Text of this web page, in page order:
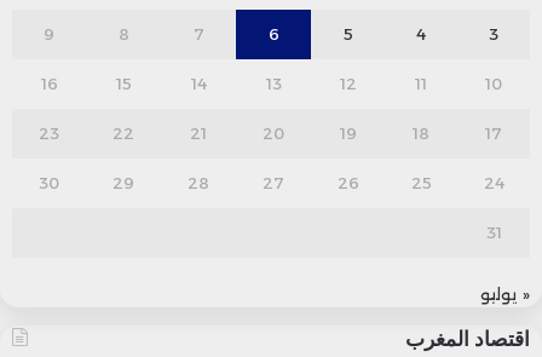
3
4
5
6
7
8
9
10
11
12
13
14
15
16
17
18
19
20
21
22
23
24
25
26
27
28
29
30
31
« يوليو
اقتصاد المغرب